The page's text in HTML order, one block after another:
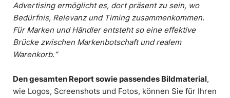
Advertising ermöglicht es, dort präsent zu sein, wo
Bedürfnis, Relevanz und Timing zusammenkommen.
Für Marken und Händler entsteht so eine effektive
Brücke zwischen Markenbotschaft und realem
Warenkorb.“
Den gesamten Report sowie passendes Bildmaterial,
wie Logos, Screenshots und Fotos, können Sie für Ihren